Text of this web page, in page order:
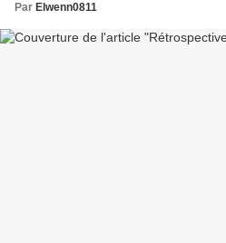
Par Elwenn0811